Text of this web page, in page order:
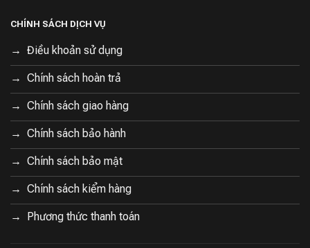
CHÍNH SÁCH DỊCH VỤ
Điều khoản sử dụng
Chính sách hoàn trả
Chính sách giao hàng
Chính sách bảo hành
Chính sách bảo mật
Chính sách kiểm hàng
Phương thức thanh toán